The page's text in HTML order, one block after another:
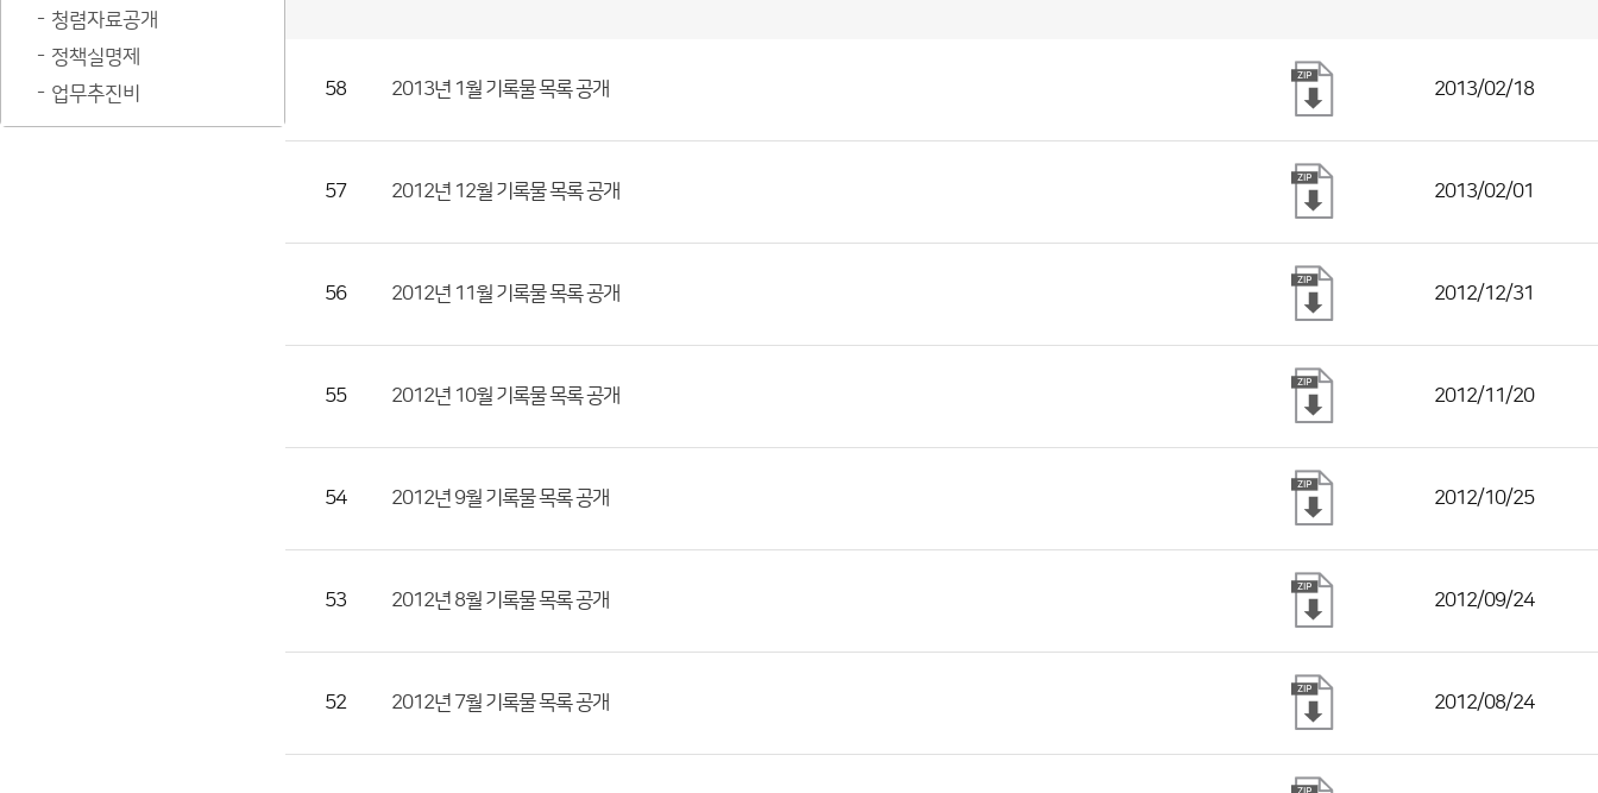
청렴자료공개
정책실명제
업무추진비
호,
일,
수)
58 2013년 1월 기록물 목록 공개 2013/02/18
57 2012년 12월 기록물 목록 공개 2013/02/01
56 2012년 11월 기록물 목록 공개 2012/12/31
55 2012년 10월 기록물 목록 공개 2012/11/20
54 2012년 9월 기록물 목록 공개 2012/10/25
53 2012년 8월 기록물 목록 공개 2012/09/24
52 2012년 7월 기록물 목록 공개 2012/08/24